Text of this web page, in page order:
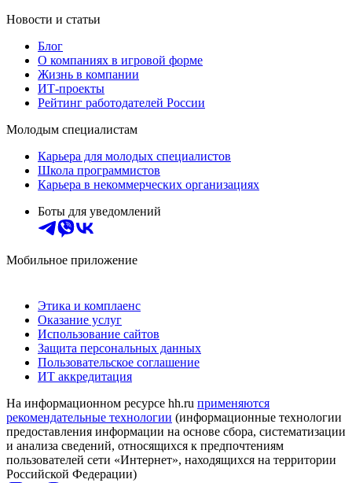
Новости и статьи
Блог
О компаниях в игровой форме
Жизнь в компании
ИТ-проекты
Рейтинг работодателей России
Молодым специалистам
Карьера для молодых специалистов
Школа программистов
Карьера в некоммерческих организациях
Боты для уведомлений
Мобильное приложение
Этика и комплаенс
Оказание услуг
Использование сайтов
Защита персональных данных
Пользовательское соглашение
ИТ аккредитация
На информационном ресурсе hh.ru применяются
рекомендательные технологии (информационные технологии
предоставления информации на основе сбора, систематизации
и анализа сведений, относящихся к предпочтениям
пользователей сети «Интернет», находящихся на территории
Российской Федерации)